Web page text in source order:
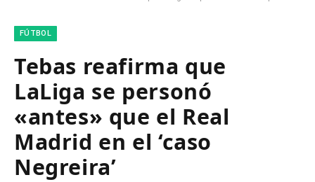
FÚTBOL
Tebas reafirma que
LaLiga se personó
«antes» que el Real
Madrid en el ‘caso
Negreira’